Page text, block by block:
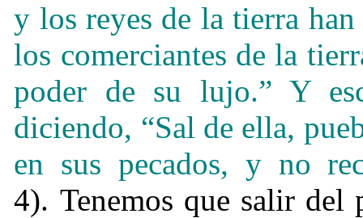
y los reyes de la tierra
los comerciantes de la
poder de su lujo.” Y
diciendo, “Sal de ella,
en sus pecados, y no
4). Tenemos que salir del